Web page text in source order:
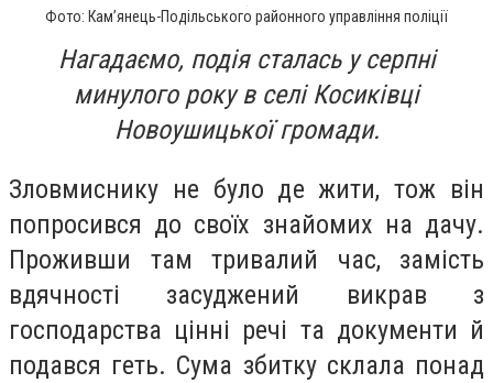
Фото: Кам’янець-Подільського районного управління поліції
Нагадаємо, подія сталась у серпні
минулого року в селі Косиківці
Новоушицької громади.
Зловмиснику не було де жити, тож він
попросився до своїх знайомих на дачу.
Проживши там тривалий час, замість
вдячності засуджений викрав з
господарства цінні речі та документи й
подався геть. Сума збитку склала понад